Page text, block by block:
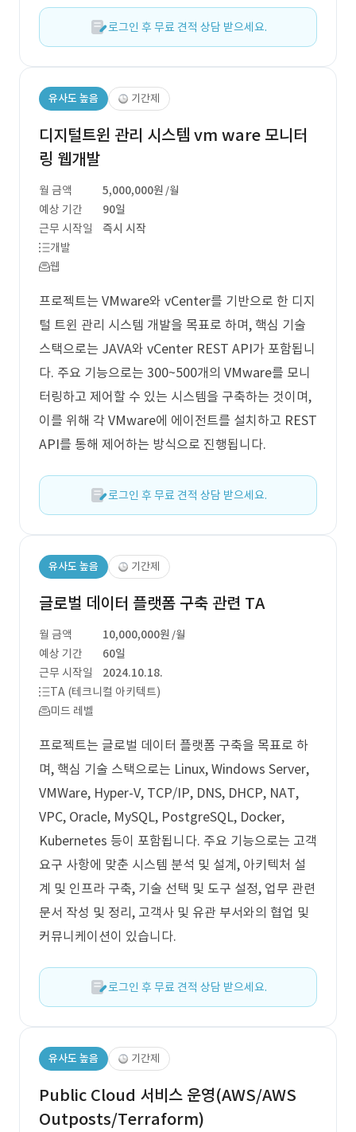
로그인 후 무료 견적 상담 받으세요.
유사도 높음 기간제
디지털트윈 관리 시스템 vm ware 모니터
링 웹개발
월 금액 5,000,000원 /월
예상 기간
90일
근무 시작일
즉시 시작
개발
웹
프로젝트는 VMware와 vCenter를 기반으로 한 디지
털 트윈 관리 시스템 개발을 목표로 하며, 핵심 기술
스택으로는 JAVA와 vCenter REST API가 포함됩니
다. 주요 기능으로는 300~500개의 VMware를 모니
터링하고 제어할 수 있는 시스템을 구축하는 것이며,
이를 위해 각 VMware에 에이전트를 설치하고 REST
API를 통해 제어하는 방식으로 진행됩니다.
로그인 후 무료 견적 상담 받으세요.
유사도 높음 기간제
글로벌 데이터 플랫폼 구축 관련 TA
월 금액 10,000,000원 /월
예상 기간
60일
근무 시작일
2024.10.18.
TA (테크니컬 아키텍트)
미드 레벨
프로젝트는 글로벌 데이터 플랫폼 구축을 목표로 하
며, 핵심 기술 스택으로는 Linux, Windows Server,
VMWare, Hyper-V, TCP/IP, DNS, DHCP, NAT,
VPC, Oracle, MySQL, PostgreSQL, Docker,
Kubernetes 등이 포함됩니다. 주요 기능으로는 고객
요구 사항에 맞춘 시스템 분석 및 설계, 아키텍처 설
계 및 인프라 구축, 기술 선택 및 도구 설정, 업무 관련
문서 작성 및 정리, 고객사 및 유관 부서와의 협업 및
커뮤니케이션이 있습니다.
로그인 후 무료 견적 상담 받으세요.
유사도 높음 기간제
Public Cloud 서비스 운영(AWS/AWS
Outposts/Terraform)